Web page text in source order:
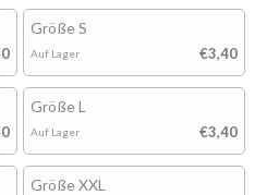
Größe S
€3,40
Auf Lager
Größe L
€3,40
Auf Lager
Größe XXL